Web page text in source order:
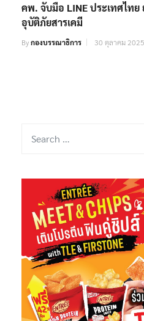
คพ. จับมือ LINE ประเทศไทย
อุบัติภัยสารเคมี
Byกองบรรณาธิการ 30 ตุลาคม 2025